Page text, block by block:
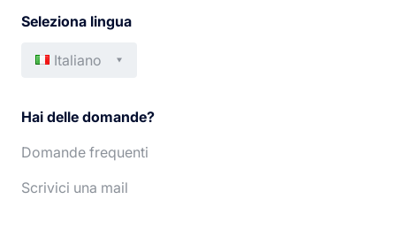
Seleziona lingua
Italiano
Español
Hai delle domande?
Domande frequenti
Scrivici una mail